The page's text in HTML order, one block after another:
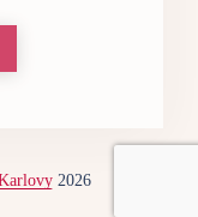
2026